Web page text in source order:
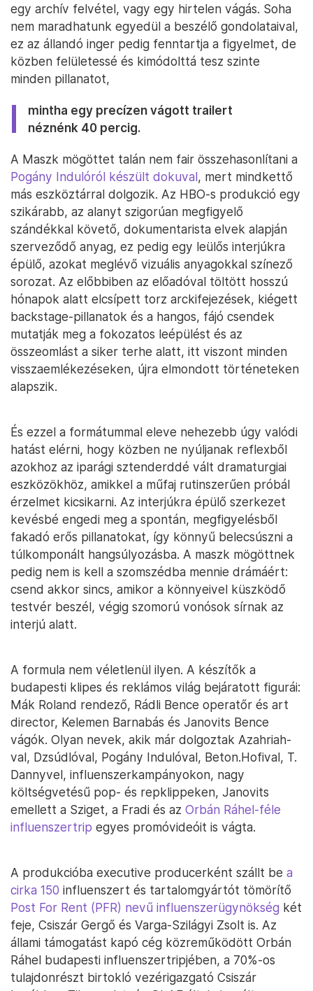
egy archív felvétel, vagy egy hirtelen vágás. Soha
nem maradhatunk egyedül a beszélő gondolataival,
ez az állandó inger pedig fenntartja a figyelmet, de
közben felületessé és kimódolttá tesz szinte
minden pillanatot,
mintha egy precízen vágott trailert
néznénk 40 percig.
A Maszk mögöttet talán nem fair összehasonlítani a
Pogány Indulóról készült dokuval, mert mindkettő
más eszköztárral dolgozik. Az HBO-s produkció egy
szikárabb, az alanyt szigorúan megfigyelő
szándékkal követő, dokumentarista elvek alapján
szerveződő anyag, ez pedig egy leülős interjúkra
épülő, azokat meglévő vizuális anyagokkal színező
sorozat. Az előbbiben az előadóval töltött hosszú
hónapok alatt elcsípett torz arckifejezések, kiégett
backstage-pillanatok és a hangos, fájó csendek
mutatják meg a fokozatos leépülést és az
összeomlást a siker terhe alatt, itt viszont minden
visszaemlékezéseken, újra elmondott történeteken
alapszik.
És ezzel a formátummal eleve nehezebb úgy valódi
hatást elérni, hogy közben ne nyúljanak reflexből
azokhoz az iparági sztenderddé vált dramaturgiai
eszközökhöz, amikkel a műfaj rutinszerűen próbál
érzelmet kicsikarni. Az interjúkra épülő szerkezet
kevésbé engedi meg a spontán, megfigyelésből
fakadó erős pillanatokat, így könnyű belecsúszni a
túlkomponált hangsúlyozásba. A maszk mögöttnek
pedig nem is kell a szomszédba mennie drámáért:
csend akkor sincs, amikor a könnyeivel küszködő
testvér beszél, végig szomorú vonósok sírnak az
interjú alatt.
A formula nem véletlenül ilyen. A készítők a
budapesti klipes és reklámos világ bejáratott figurái:
Mák Roland rendező, Rádli Bence operatőr és art
director, Kelemen Barnabás és Janovits Bence
vágók. Olyan nevek, akik már dolgoztak Azahriah-
val, Dzsúdlóval, Pogány Indulóval, Beton.Hofival, T.
Dannyvel, influenszerkampányokon, nagy
költségvetésű pop- és repklippeken, Janovits
emellett a Sziget, a Fradi és az Orbán Ráhel-féle
influenszertrip egyes promóvideóit is vágta.
A produkcióba executive producerként szállt be a
cirka 150 influenszert és tartalomgyártót tömörítő
Post For Rent (PFR) nevű influenszerügynökség két
feje, Csiszár Gergő és Varga-Szilágyi Zsolt is. Az
állami támogatást kapó cég közreműködött Orbán
Ráhel budapesti influenszertripjében, a 70%-os
tulajdonrészt birtokló vezérigazgató Csiszár